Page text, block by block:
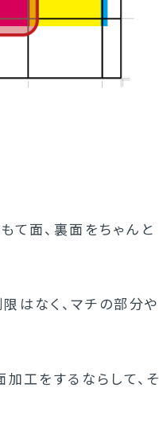
て面、裏面をちゃんと
はなく、マチの部分や
工をするならして、そ